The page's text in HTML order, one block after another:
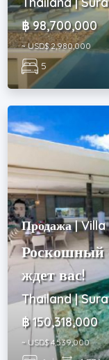
฿ 98,700,000
~ USD$ 2,980,000
5
Продажа | Villa
Роскошный
ждет вас!
Thailand |
฿ 150,318,000
~ USD$ 4,539,000